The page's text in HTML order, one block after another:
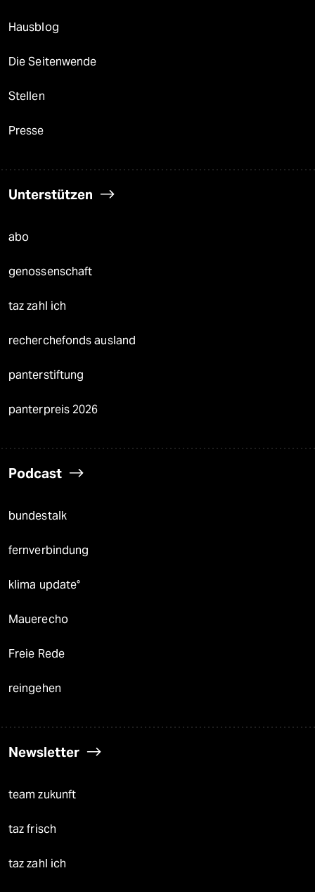
Hausblog
Die Seitenwende
Stellen
Presse
Unterstützen
abo
genossenschaft
taz zahl ich
recherchefonds ausland
panterstiftung
panterpreis 2026
Podcast
bundestalk
fernverbindung
klima update°
Mauerecho
Freie Rede
reingehen
Newsletter
team zukunft
taz frisch
taz zahl ich